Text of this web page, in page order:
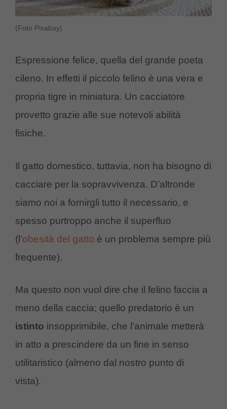
(Foto Pixabay)
Espressione felice, quella del grande poeta
cileno. In effetti il piccolo felino è una vera e
propria tigre in miniatura. Un cacciatore
provetto grazie alle sue notevoli abilità
fisiche.
Il gatto domestico, tuttavia, non ha bisogno di
cacciare per la sopravvivenza. D’altronde
siamo noi a fornirgli tutto il necessario, e
spesso purtroppo anche il superfluo
(l’obesità del gatto è un problema sempre più
frequente).
Ma questo non vuol dire che il felino faccia a
meno della caccia; quello predatorio è un
istinto insopprimibile, che l’animale metterà
in atto a prescindere da un fine in senso
utilitaristico (almeno dal nostro punto di
vista).